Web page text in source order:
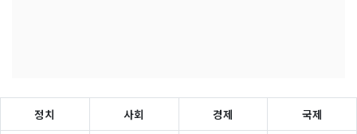
정치 사회 경제 국제